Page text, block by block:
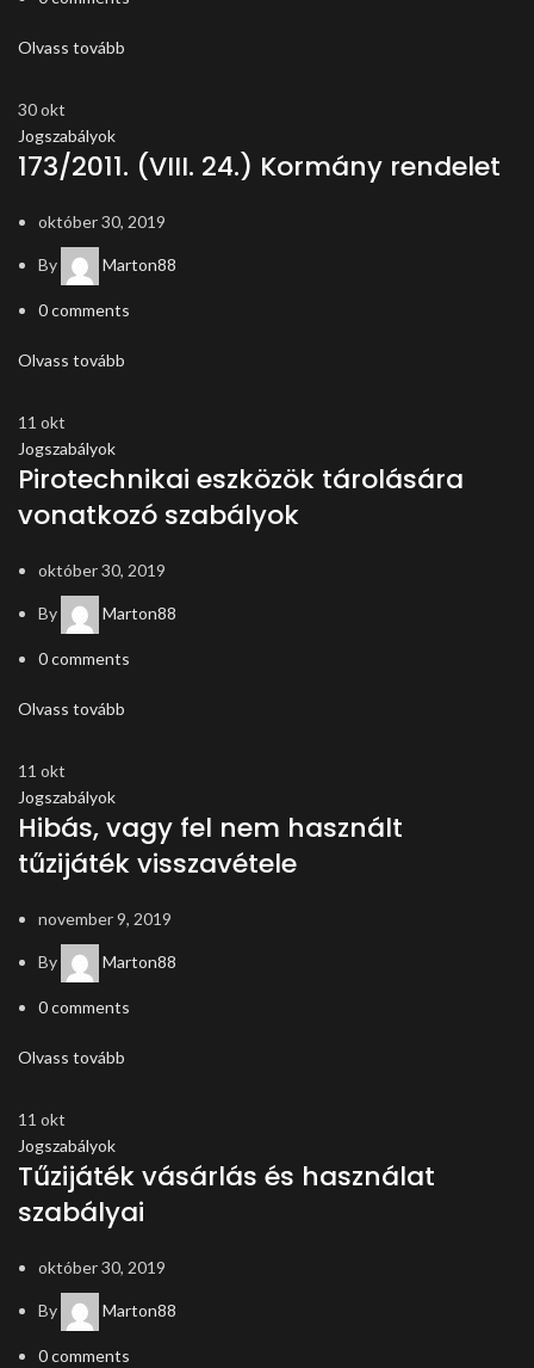
Olvass tovább
30okt
Jogszabályok
173/2011. (VIII. 24.) Kormány rendelet
október 30, 2019
By Marton88
0comments
Olvass tovább
11 okt
Jogszabályok
Pirotechnikai eszközök tárolására
vonatkozó szabályok
október 30, 2019
By Marton88
0comments
Olvass tovább
11 okt
Jogszabályok
Hibás, vagy fel nem használt
tűzijáték visszavétele
november 9, 2019
By Marton88
0comments
Olvass tovább
11 okt
Jogszabályok
Tűzijáték vásárlás és használat
szabályai
október 30, 2019
By Marton88
0comments